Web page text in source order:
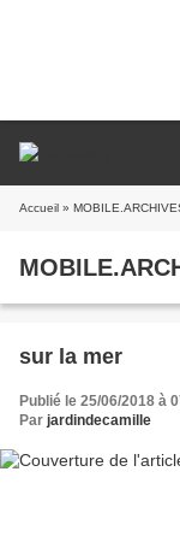
Accueil »
sur la mer
Publié le 25/06/2018 à
Par jardindecamille